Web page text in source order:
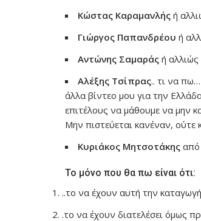
Κώστας Καραμανλής ή
Γιώργος Παπανδρέου ή
Αντώνης Σαμαράς ή
Αλέξης Τσίπρας.. τι να
άλλα βίντεο μου για την
επιτέλους να μάθουμε να μην
Μην πιστεύεται κανέναν, ούτε
Κυριάκος Μητσοτάκης από
Το μόνο που θα πω είναι ότι:
..το να έχουν αυτή την
.το να έχουν διατελέσει όμως